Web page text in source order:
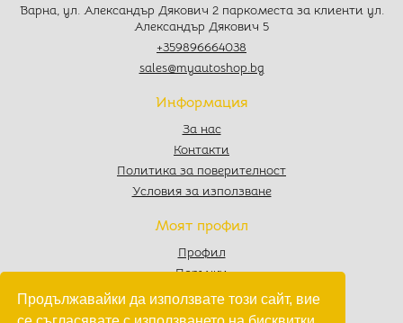
Продължавайки да използвате този сайт, вие
Варна, ул. Александър Дякович 2 паркоместа за клиенти ул.
Александър Дякович 5
+359896664038
sales@myautoshop.bg
Информация
За нас
Контакти
Политика за поверителност
Условия за използване
Моят профил
Профил
Поръчки
Любими